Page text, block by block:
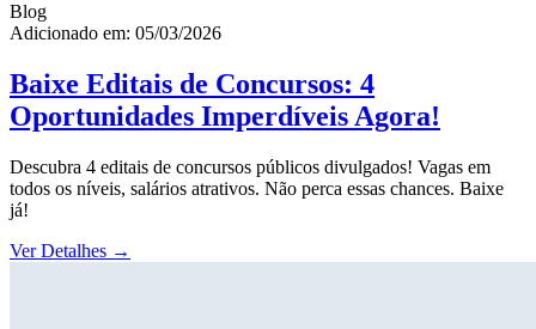
Blog
Adicionado em: 05/03/2026
Baixe Editais de Concursos: 4
Oportunidades Imperdíveis Agora!
Descubra 4 editais de concursos públicos divulgados! Vagas em
todos os níveis, salários atrativos. Não perca essas chances. Baixe
já!
Ver Detalhes →